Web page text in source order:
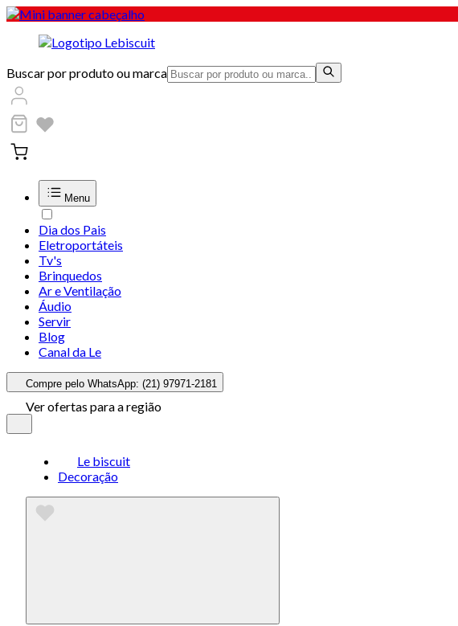
Buscar por produto ou marca
Menu
Dia dos Pais
Eletroportáteis
Tv's
Brinquedos
Ar e Ventilação
Áudio
Servir
Blog
Canal da Le
Compre pelo WhatsApp: (21) 97971-2181
Ver ofertas para a região
Le biscuit
Decoração